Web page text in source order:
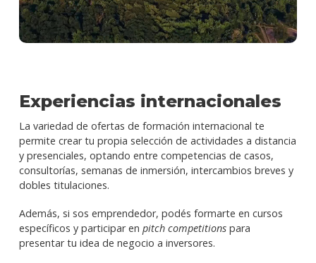
Experiencias internacionales
La variedad de ofertas de formación internacional te
permite crear tu propia selección de actividades a distancia
y presenciales, optando entre competencias de casos,
consultorías, semanas de inmersión, intercambios breves y
dobles titulaciones.
Además, si sos emprendedor, podés formarte en cursos
específicos y participar en pitch competitionspara
presentar tu idea de negocio a inversores.